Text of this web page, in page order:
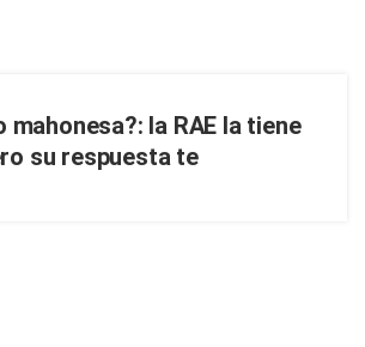
mahonesa?: la RAE la tiene
su respuesta te